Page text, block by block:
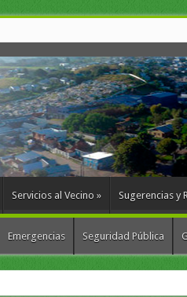
Servicios al Vecino » Sugerencias y
Emergencias Seguridad Pública